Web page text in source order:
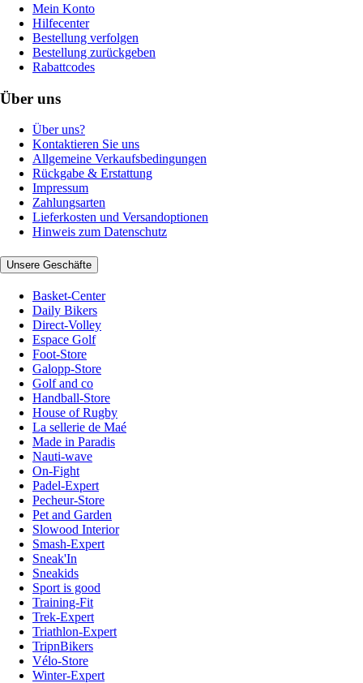
Mein Konto
Hilfecenter
Bestellung verfolgen
Bestellung zurückgeben
Rabattcodes
Über uns
Über uns?
Kontaktieren Sie uns
Allgemeine Verkaufsbedingungen
Rückgabe & Erstattung
Impressum
Zahlungsarten
Lieferkosten und Versandoptionen
Hinweis zum Datenschutz
Unsere Geschäfte
Basket-Center
Daily Bikers
Direct-Volley
Espace Golf
Foot-Store
Galopp-Store
Golf and co
Handball-Store
House of Rugby
La sellerie de Maé
Made in Paradis
Nauti-wave
On-Fight
Padel-Expert
Pecheur-Store
Pet and Garden
Slowood Interior
Smash-Expert
Sneak'In
Sneakids
Sport is good
Training-Fit
Trek-Expert
Triathlon-Expert
TripnBikers
Vélo-Store
Winter-Expert